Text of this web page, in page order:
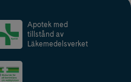
Apotek med
tillstånd av
Läkemedelsverket